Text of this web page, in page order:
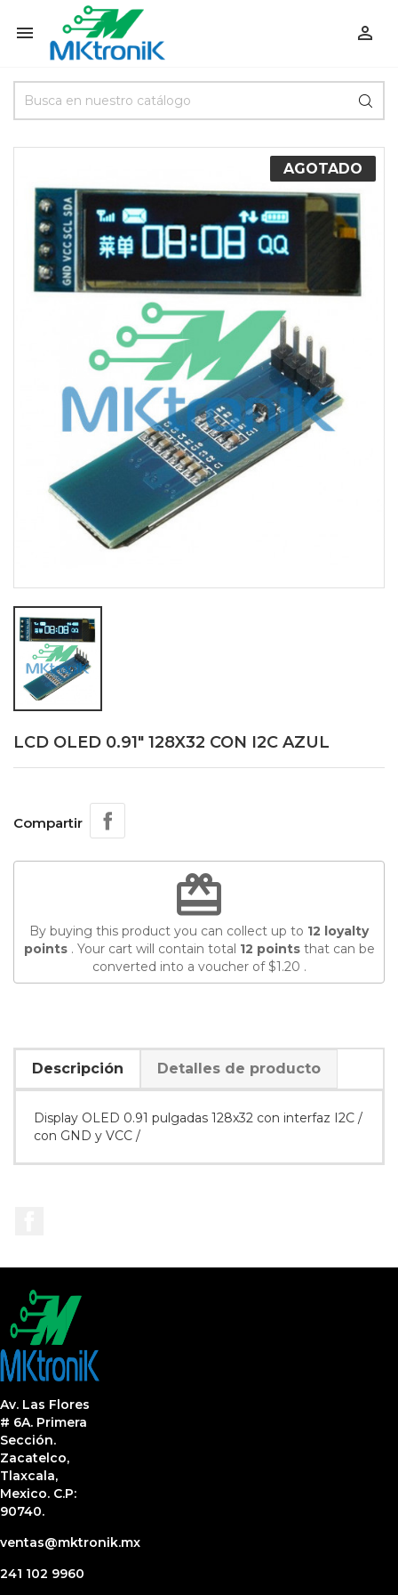
 
AGOTADO
LCD OLED 0.91" 128X32 CON I2C AZUL
Compartir
redeem
By buying this product you can collect up to 12 loyalty
points. Your cart will contain total 12 pointsthat can be
converted into a voucher of$1.20 .
Descripción Detalles de producto
Display OLED 0.91 pulgadas 128x32 con interfaz I2C /
con GND y VCC /
Av. Las Flores
# 6A. Primera
Sección.
Zacatelco,
Tlaxcala,
Mexico. C.P:
90740.
ventas@mktronik.mx
241 102 9960